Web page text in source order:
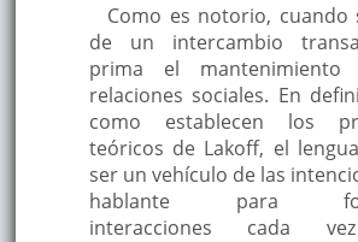
Como es notorio, cuando
de un intercambio
prima el
relaciones sociales. En
como establecen los
teóricos de Lakoff, el
ser un vehículo de las
hablante para
interacciones cada